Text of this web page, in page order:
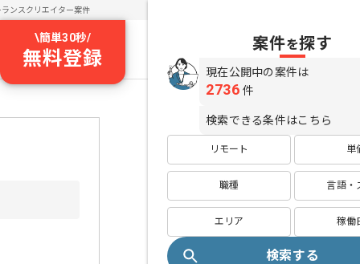
ランスクリエイター案件
\簡単30秒/
無料登録
案件を探す
現在公開中の案件は
2736 件
検索できる条件はこちら
リモート 単
職種 言語・
エリア 稼働
検索する